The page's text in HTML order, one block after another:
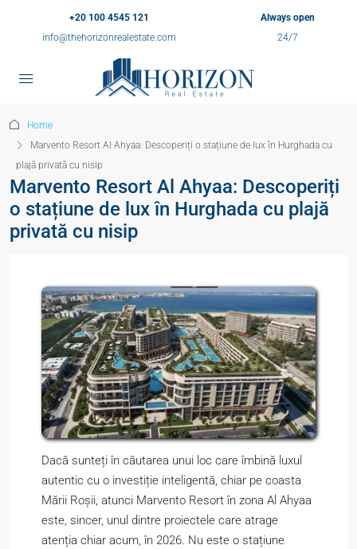
+20 100 4545 121
info@thehorizonrealestate.com
Always open
24/7
Home
Marvento Resort Al Ahyaa: Descoperiți o stațiune de lux în Hurghada cu
plajă privată cu nisip
Marvento Resort Al Ahyaa: Descoperiți
o stațiune de lux în Hurghada cu plajă
privată cu nisip
Dacă sunteți în căutarea unui loc care îmbină luxul
autentic cu o investiție inteligentă, chiar pe coasta
Mării Roșii, atunci Marvento Resort în zona Al Ahyaa
este, sincer, unul dintre proiectele care atrage
atenția chiar acum, în 2026. Nu este o stațiune